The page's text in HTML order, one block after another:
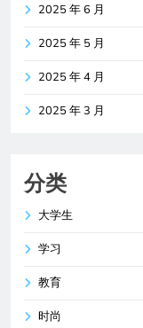
2025 年 6 月
2025 年 5 月
2025 年 4 月
2025 年 3 月
分类
大学生
学习
教育
时尚